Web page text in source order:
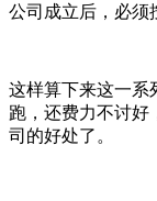
公司成立后，必须
这样算下来这一系
跑，还费力不讨好
司的好处了。